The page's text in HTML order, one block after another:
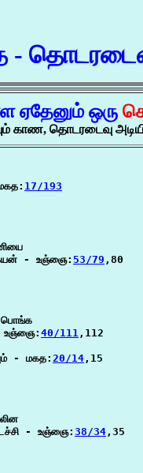
-
ஏதேனும் ஒரு
காண, தொடரடைவு
17/193
- உஞ்ஞை:
53/79 ,80
பொங்க
உஞ்ஞை:
40/111,112
- மகத:
20/14,15
- உஞ்ஞை:
38/34,35